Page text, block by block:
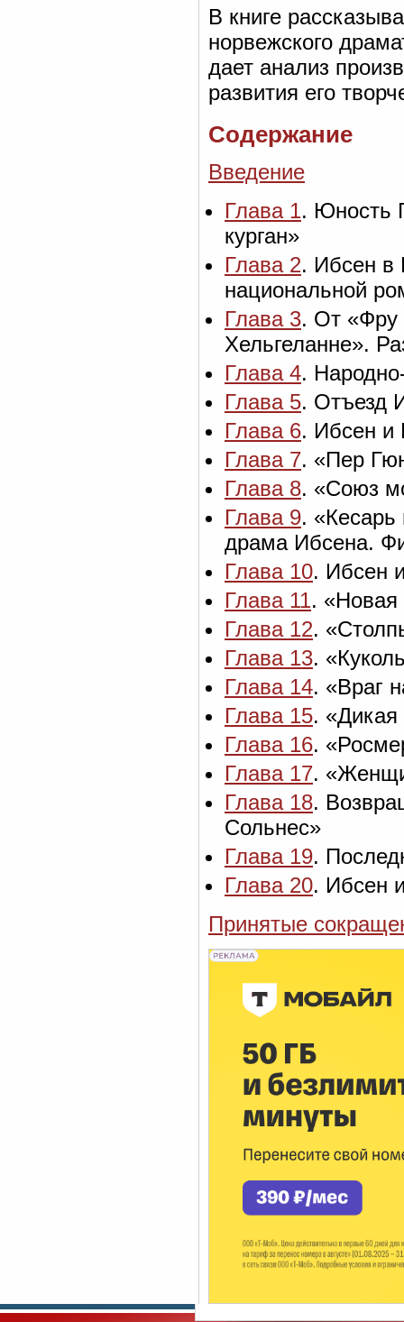
В книге
норвежского
дает анализ
развития его
Содержание
Введение
Глава 1. Юность
курган»
Глава 2. Ибсен в
национальной
Глава 3. От «Фру
Хельгеланне».
Глава 4.
Глава 5. Отъезд
Глава 6. Ибсен и
Глава 7. «Пер
Глава 8. «Союз
Глава 9.
драма Ибсена.
Глава 10. Ибсен
Глава 11.
Глава 12.
Глава 13.
Глава 14. «Враг
Глава 15. «Дикая
Глава 16.
Глава 17.
Глава 18.
Сольнес»
Глава 19.
Глава 20. Ибсен
Принятые